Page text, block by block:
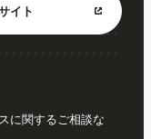
イト
に関するご相談な